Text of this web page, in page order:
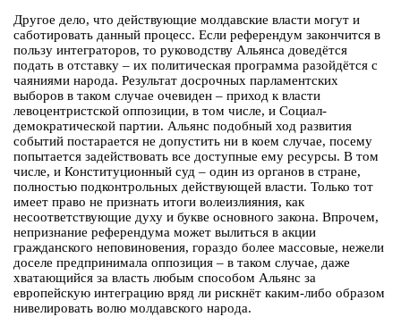
Другое дело, что действующие молдавские власти могут и
саботировать данный процесс. Если референдум закончится в
пользу интеграторов, то руководству Альянса доведётся
подать в отставку – их политическая программа разойдётся с
чаяниями народа. Результат досрочных парламентских
выборов в таком случае очевиден – приход к власти
левоцентристской оппозиции, в том числе, и Социал-
демократической партии. Альянс подобный ход развития
событий постарается не допустить ни в коем случае, посему
попытается задействовать все доступные ему ресурсы. В том
числе, и Конституционный суд – один из органов в стране,
полностью подконтрольных действующей власти. Только тот
имеет право не признать итоги волеизлияния, как
несоответствующие духу и букве основного закона. Впрочем,
непризнание референдума может вылиться в акции
гражданского неповиновения, гораздо более массовые, нежели
доселе предпринимала оппозиция – в таком случае, даже
хватающийся за власть любым способом Альянс за
европейскую интеграцию вряд ли рискнёт каким-либо образом
нивелировать волю молдавского народа.